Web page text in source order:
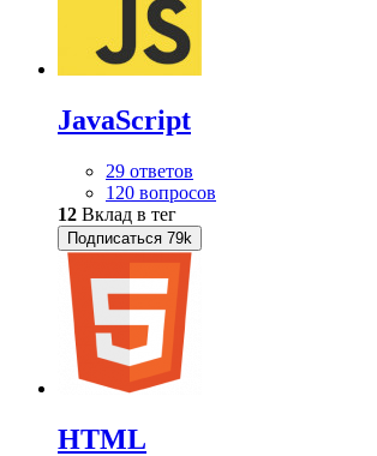
JavaScript
29 ответов
120 вопросов
12 Вклад в тег
Подписаться 79k
HTML